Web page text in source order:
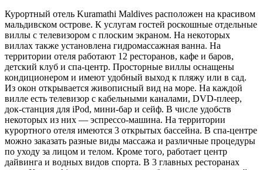
Курортный отель Kuramathi Maldives расположен на красивом
мальдивском острове. К услугам гостей роскошные отдельные
виллы с телевизором с плоским экраном. На некоторых
виллах также установлена гидромассажная ванна. На
территории отеля работают 12 ресторанов, кафе и баров,
детский клуб и спа-центр. Просторные виллы оснащены
кондиционером и имеют удобный выход к пляжу или в сад.
Из окон открывается живописный вид на море. На каждой
вилле есть телевизор с кабельными каналами, DVD-плеер,
док-станция для iPod, мини-бар и сейф. В числе удобств
некоторых из них — эспрессо-машина. На территории
курортного отеля имеются 3 открытых бассейна. В спа-центре
можно заказать разные виды массажа и различные процедуры
по уходу за лицом и телом. Кроме того, работает центр
дайвинга и водных видов спорта. В 3 главных ресторанах